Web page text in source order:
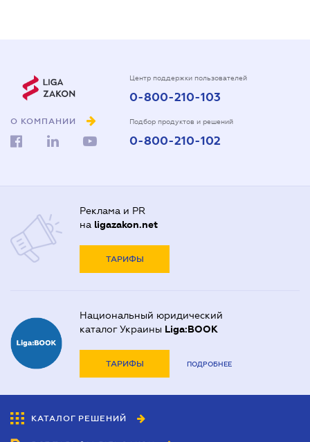
О КОМПАНИИ
Центр поддержки пользователей
0-800-210-103
Подбор продуктов и решений
0-800-210-102
Реклама и PR
на ligazakon.net
ТАРИФЫ
Национальный юридический
каталог Украины Liga:BOOK
ТАРИФЫ ПОДРОБНЕЕ
КАТАЛОГ РЕШЕНИЙ